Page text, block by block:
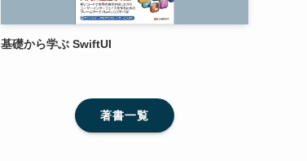
基礎から学ぶ SwiftUI
著書一覧